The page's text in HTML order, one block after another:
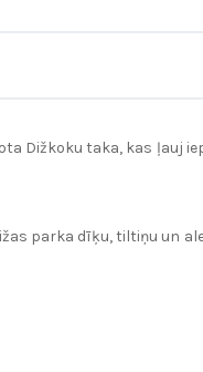
Dižkoku taka, kas ļauj
parka dīķu, tiltiņu un